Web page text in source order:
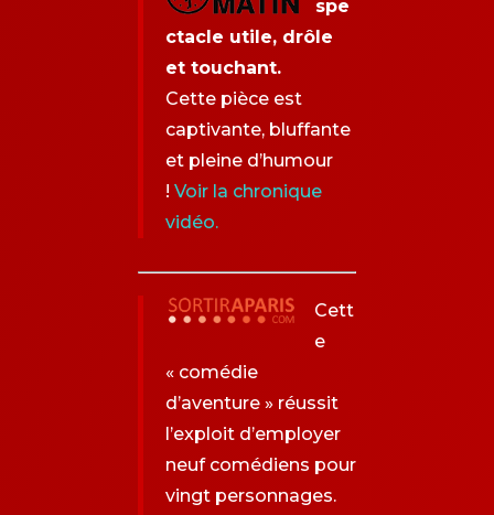
spe
ctacle utile, drôle
et touchant.
Cette pièce est
captivante, bluffante
et pleine d’humour
! Voir la chronique
vidéo.
Cett
e
« comédie
d’aventure » réussit
l’exploit d’employer
neuf comédiens pour
vingt personnages.